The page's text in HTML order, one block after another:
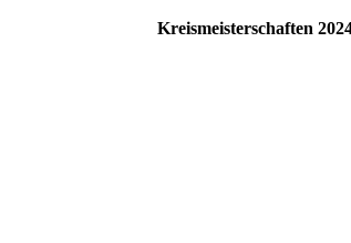
Kreismeisterschaften